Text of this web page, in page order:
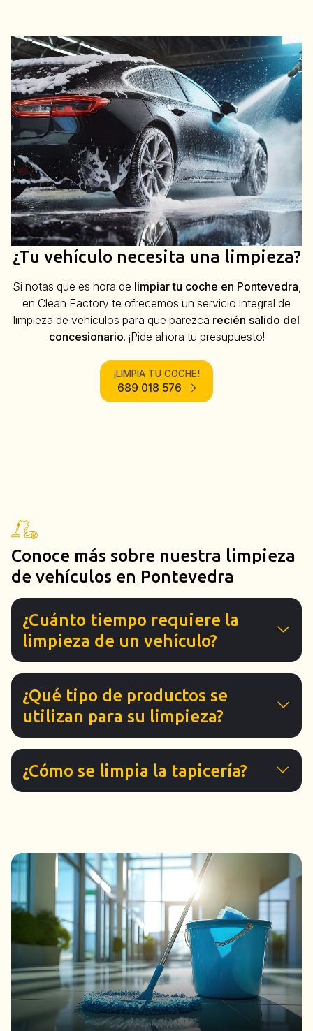
¿Tu vehículo necesita una limpieza?
Si notas que es hora de limpiar tu coche en Pontevedra,
en Clean Factory te ofrecemos un servicio integral de
limpieza de vehículos para que parezca recién salido del
concesionario. ¡Pide ahora tu presupuesto!
¡LIMPIA TU COCHE!
689 018 576
Conoce más sobre nuestra limpieza
de vehículos en Pontevedra
¿Cuánto tiempo requiere la
limpieza de un vehículo?
¿Qué tipo de productos se
utilizan para su limpieza?
¿Cómo se limpia la tapicería?